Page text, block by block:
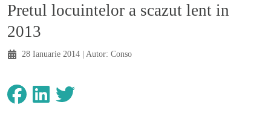
Pretul locuintelor a scazut lent in
2013
28 Ianuarie 2014 | Autor: Conso